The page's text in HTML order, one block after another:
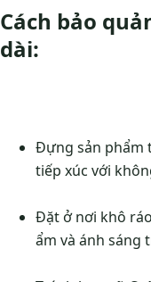
Cách bảo
dài:
Đựng sản phẩm
tiếp xúc với
Đặt ở nơi khô
ẩm và ánh sáng